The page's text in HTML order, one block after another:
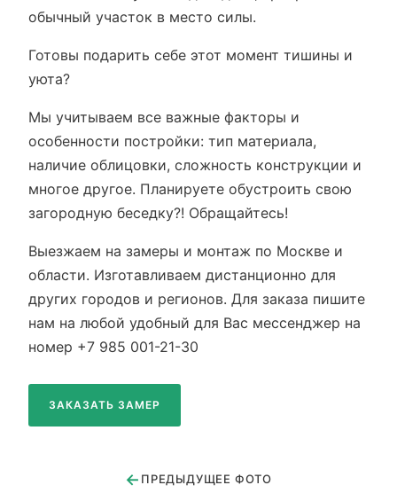
обычный участок в место силы.
Готовы подарить себе этот момент тишины и
уюта?
Мы учитываем все важные факторы и
особенности постройки: тип материала,
наличие облицовки, сложность конструкции и
многое другое. Планируете обустроить свою
загородную беседку?! Обращайтесь!
Выезжаем на замеры и монтаж по Москве и
области. Изготавливаем дистанционно для
других городов и регионов. Для заказа пишите
нам на любой удобный для Вас мессенджер на
номер +7 985 001-21-30
ЗАКАЗАТЬ ЗАМЕР
← ПРЕДЫДУЩЕЕ ФОТО